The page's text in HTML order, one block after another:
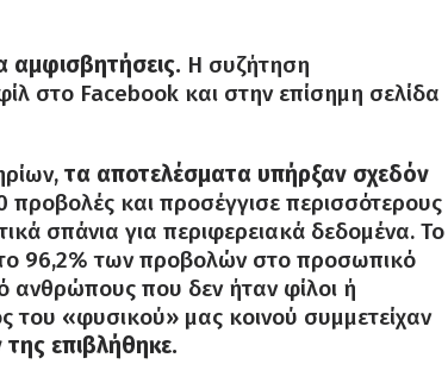
αμφισβητήσεις. Η συζήτηση
στο Facebook και στην επίσημη σελίδα
τα αποτελέσματα υπήρξαν σχεδόν
προβολές και προσέγγισε περισσότερους
σπάνια για περιφερειακά δεδομένα. Το
το 96,2% των προβολών στο προσωπικό
που δεν ήταν φίλοι ή
του «φυσικού» μας κοινού συμμετείχαν
επιβλήθηκε.